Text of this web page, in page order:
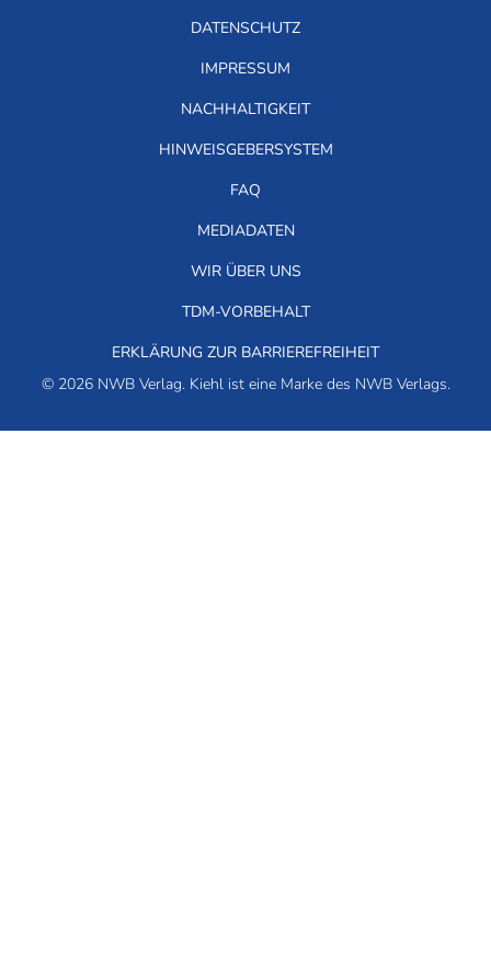
© 2026 NWB Verlag. Kiehl ist eine Marke des NWB Verlags.
DATENSCHUTZ
IMPRESSUM
NACHHALTIGKEIT
HINWEISGEBERSYSTEM
FAQ
MEDIADATEN
WIR ÜBER UNS
TDM-VORBEHALT
ERKLÄRUNG ZUR BARRIEREFREIHEIT